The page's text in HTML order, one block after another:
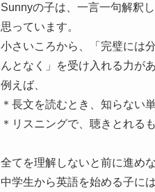
Sunnyの子は、一言一句解釈
思っています。
小さいころから、「完璧には
んとなく」を受け入れる力が
例えば、
＊長文を読むとき、知らない
＊リスニングで、聴きとれる
全てを理解しないと前に進め
中学生から英語を始める子に